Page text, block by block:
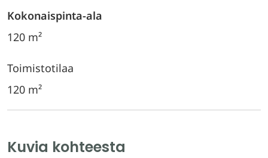
Kokonaispinta-ala
120 m²
Toimistotilaa
120 m²
Kuvia kohteesta